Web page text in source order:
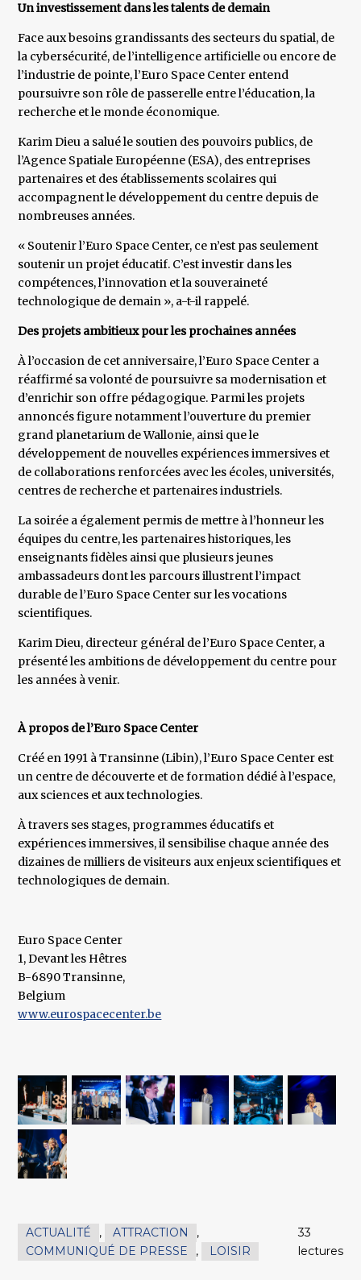
Un investissement dans les talents de demain
Face aux besoins grandissants des secteurs du spatial, de
la cybersécurité, de l’intelligence artificielle ou encore de
l’industrie de pointe, l’Euro Space Center entend
poursuivre son rôle de passerelle entre l’éducation, la
recherche et le monde économique.
Karim Dieu a salué le soutien des pouvoirs publics, de
l’Agence Spatiale Européenne (ESA), des entreprises
partenaires et des établissements scolaires qui
accompagnent le développement du centre depuis de
nombreuses années.
« Soutenir l’Euro Space Center, ce n’est pas seulement
soutenir un projet éducatif. C’est investir dans les
compétences, l’innovation et la souveraineté
technologique de demain », a-t-il rappelé.
Des projets ambitieux pour les prochaines années
À l’occasion de cet anniversaire, l’Euro Space Center a
réaffirmé sa volonté de poursuivre sa modernisation et
d’enrichir son offre pédagogique. Parmi les projets
annoncés figure notamment l’ouverture du premier
grand planetarium de Wallonie, ainsi que le
développement de nouvelles expériences immersives et
de collaborations renforcées avec les écoles, universités,
centres de recherche et partenaires industriels.
La soirée a également permis de mettre à l’honneur les
équipes du centre, les partenaires historiques, les
enseignants fidèles ainsi que plusieurs jeunes
ambassadeurs dont les parcours illustrent l’impact
durable de l’Euro Space Center sur les vocations
scientifiques.
Karim Dieu, directeur général de l’Euro Space Center, a
présenté les ambitions de développement du centre pour
les années à venir.
À propos de l’Euro Space Center
Créé en 1991 à Transinne (Libin), l’Euro Space Center est
un centre de découverte et de formation dédié à l’espace,
aux sciences et aux technologies.
À travers ses stages, programmes éducatifs et
expériences immersives, il sensibilise chaque année des
dizaines de milliers de visiteurs aux enjeux scientifiques et
technologiques de demain.
Euro Space Center
1, Devant les Hêtres
B-6890 Transinne,
Belgium
www.eurospacecenter.be
ACTUALITÉ , ATTRACTION
,
COMMUNIQUÉ DE PRESSE
, LOISIR
33
lectures